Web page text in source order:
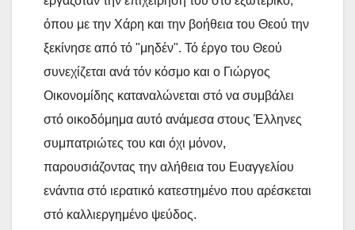
όπου με την Χάρη και την βοήθεια του Θεού την
ξεκίνησε από τό "μηδέν". Τό έργο του Θεού
συνεχίζεται ανά τόν κόσμο και ο Γιώργος
Οικονομίδης καταναλώνεται στό να συμβάλει
στό οικοδόμημα αυτό ανάμεσα στους Έλληνες
συμπατριώτες του και όχι μόνον,
παρουσιάζοντας την αλήθεια του Ευαγγελίου
ενάντια στό ιερατικό κατεστημένο που αρέσκεται
στό καλλιεργημένο ψεύδος.